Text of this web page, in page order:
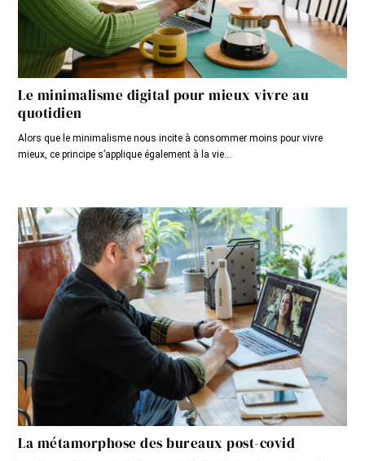
Le minimalisme digital pour mieux vivre au
quotidien
Alors que le minimalisme nous incite à consommer moins pour vivre
mieux, ce principe s’applique également à la vie...
La métamorphose des bureaux post-covid